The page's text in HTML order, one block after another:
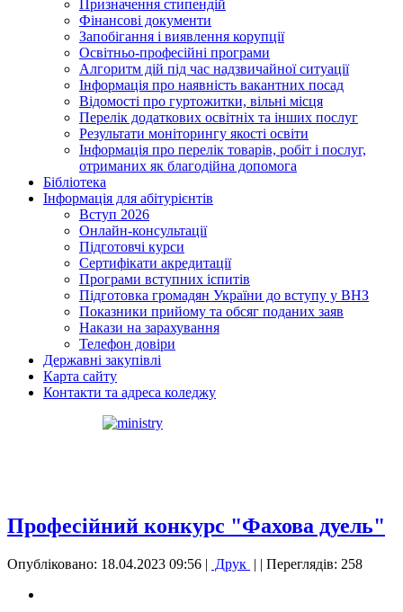
Призначення стипендій
Фінансові документи
Запобігання і виявлення корупції
Освітньо-професійні програми
Алгоритм дій під час надзвичайної ситуації
Інформація про наявність вакантних посад
Відомості про гуртожитки, вільні місця
Перелік додаткових освітніх та інших послуг
Результати моніторингу якості освіти
Інформація про перелік товарів, робіт і послуг,
отриманих як благодійна допомога
Бібліотека
Інформація для абітурієнтів
Вступ 2026
Онлайн-консультації
Підготовчі курси
Сертифікати акредитації
Програми вступних іспитів
Підготовка громадян України до вступу у ВНЗ
Показники прийому та обсяг поданих заяв
Накази на зарахування
Телефон довіри
Державні закупівлі
Карта сайту
Контакти та адреса коледжу
Професійний конкурс "Фахова дуель"
Опубліковано: 18.04.2023 09:56 | Друк | | Переглядів: 258